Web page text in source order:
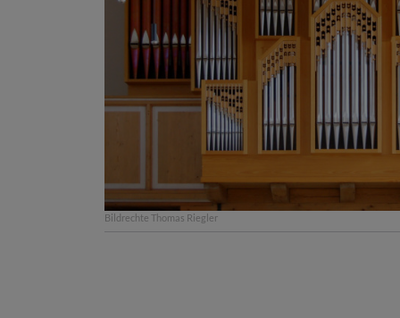
Bildrechte Thomas Riegler